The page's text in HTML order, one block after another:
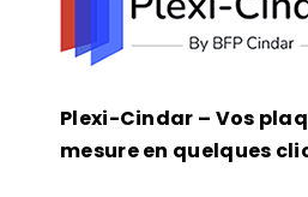
Plexi-Cindar – Vos
mesure en quelques